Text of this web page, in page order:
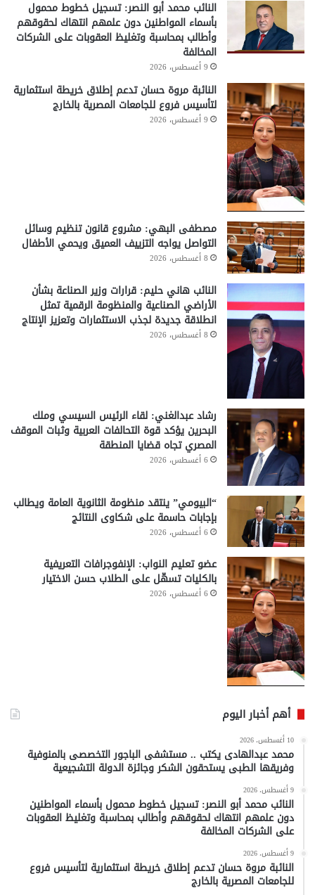
النائب محمد أبو النصر: تسجيل خطوط محمول
بأسماء المواطنين دون علمهم انتهاك لحقوقهم
وأطالب بمحاسبة وتغليظ العقوبات على الشركات
المخالفة
9 أغسطس، 2026
النائبة مروة حسان تدعم إطلاق خريطة استثمارية
لتأسيس فروع للجامعات المصرية بالخارج
9 أغسطس، 2026
مصطفى البهي: مشروع قانون تنظيم وسائل
التواصل يواجه التزييف العميق ويحمي الأطفال
8 أغسطس، 2026
النائب هاني حليم: قرارات وزير الصناعة بشأن
الأراضي الصناعية والمنظومة الرقمية تمثل
انطلاقة جديدة لجذب الاستثمارات وتعزيز الإنتاج
8 أغسطس، 2026
رشاد عبدالغني: لقاء الرئيس السيسي وملك
البحرين يؤكد قوة التحالفات العربية وثبات الموقف
المصري تجاه قضايا المنطقة
6 أغسطس، 2026
“البيومي” ينتقد منظومة الثانوية العامة ويطالب
بإجابات حاسمة على شكاوى النتائج
6 أغسطس، 2026
عضو تعليم النواب: الإنفوجرافات التعريفية
بالكليات تسهّل على الطلاب حسن الاختيار
6 أغسطس، 2026
أهم أخبار اليوم
10 أغسطس، 2026
محمد عبدالهادى يكتب .. مستشفى الباجور التخصصى بالمنوفية
وفريقها الطبى يستحقون الشكر وجائزة الدولة التشجيعية
9 أغسطس، 2026
النائب محمد أبو النصر: تسجيل خطوط محمول بأسماء المواطنين
دون علمهم انتهاك لحقوقهم وأطالب بمحاسبة وتغليظ العقوبات
على الشركات المخالفة
9 أغسطس، 2026
النائبة مروة حسان تدعم إطلاق خريطة استثمارية لتأسيس فروع
للجامعات المصرية بالخارج